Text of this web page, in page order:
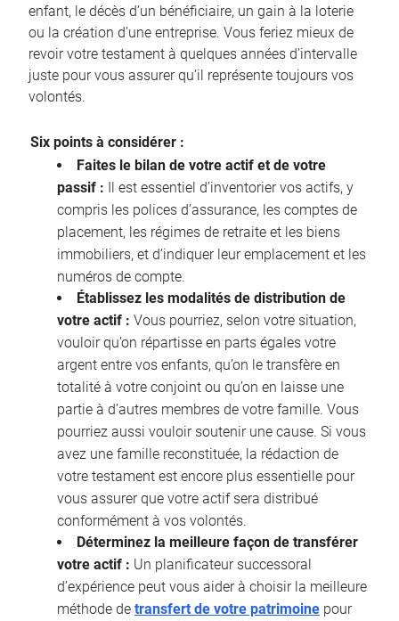
enfant, le décès d’un bénéficiaire, un gain à la loterie
ou la création d’une entreprise. Vous feriez mieux de
revoir votre testament à quelques années d’intervalle
juste pour vous assurer qu’il représente toujours vos
volontés.
Six points à considérer :
Faites le bilan de votre actif et de votre
passif : Il est essentiel d’inventorier vos actifs, y
compris les polices d’assurance, les comptes de
placement, les régimes de retraite et les biens
immobiliers, et d’indiquer leur emplacement et les
numéros de compte.
Établissez les modalités de distribution de
votre actif : Vous pourriez, selon votre situation,
vouloir qu’on répartisse en parts égales votre
argent entre vos enfants, qu’on le transfère en
totalité à votre conjoint ou qu’on en laisse une
partie à d’autres membres de votre famille. Vous
pourriez aussi vouloir soutenir une cause. Si vous
avez une famille reconstituée, la rédaction de
votre testament est encore plus essentielle pour
vous assurer que votre actif sera distribué
conformément à vos volontés.
Déterminez la meilleure façon de transférer
votre actif : Un planificateur successoral
d’expérience peut vous aider à choisir la meilleure
méthode de transfert de votre patrimoine pour